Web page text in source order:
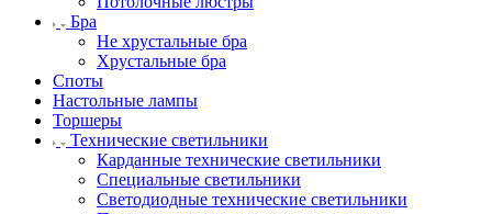
Бра
Не хрустальные бра
Хрустальные бра
Споты
Настольные лампы
Торшеры
Технические светильники
Карданные технические светильники
Специальные светильники
Светодиодные технические светильники